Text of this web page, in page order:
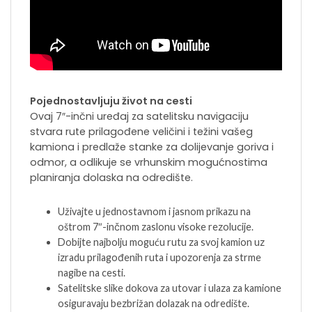
Pojednostavljuju život na cesti
Ovaj 7″-inčni uređaj za satelitsku navigaciju
stvara rute prilagođene veličini i težini vašeg
kamiona i predlaže stanke za dolijevanje goriva i
odmor, a odlikuje se vrhunskim mogućnostima
planiranja dolaska na odredište.
Uživajte u jednostavnom i jasnom prikazu na
oštrom 7″-inčnom zaslonu visoke rezolucije.
Dobijte najbolju moguću rutu za svoj kamion uz
izradu prilagođenih ruta i upozorenja za strme
nagibe na cesti.
Satelitske slike dokova za utovar i ulaza za kamione
osiguravaju bezbrižan dolazak na odredište.